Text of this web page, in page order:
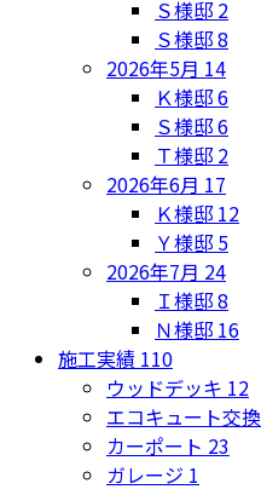
Ｓ様邸 2
Ｓ様邸8
2026年5月 14
Ｋ様邸6
Ｓ様邸6
Ｔ様邸 2
2026年6月 17
Ｋ様邸 12
Ｙ様邸 5
2026年7月 24
Ｉ様邸8
Ｎ様邸 16
施工実績 110
ウッドデッキ 12
エコキュート交換
カーポート 23
ガレージ 1